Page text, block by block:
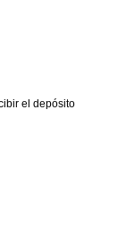
el depósito